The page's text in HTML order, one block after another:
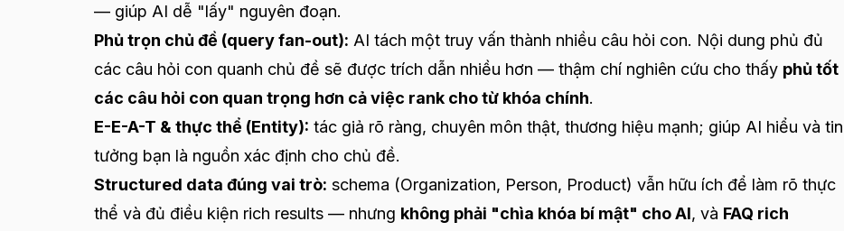
— giúp AI dễ "lấy" nguyên đoạn.
Phủ trọn chủ đề (query fan-out): AI tách một truy vấn thành nhiều câu hỏi con. Nội dung phủ đủ
các câu hỏi con quanh chủ đề sẽ được trích dẫn nhiều hơn — thậm chí nghiên cứu cho thấy phủ tốt
các câu hỏi con quan trọng hơn cả việc rank cho từ khóa chính.
E-E-A-T & thực thể (Entity): tác giả rõ ràng, chuyên môn thật, thương hiệu mạnh; giúp AI hiểu và tin
tưởng bạn là nguồn xác định cho chủ đề.
Structured data đúng vai trò: schema (Organization, Person, Product) vẫn hữu ích để làm rõ thực
thể và đủ điều kiện rich results — nhưng không phải "chìa khóa bí mật" cho AI, và FAQ rich